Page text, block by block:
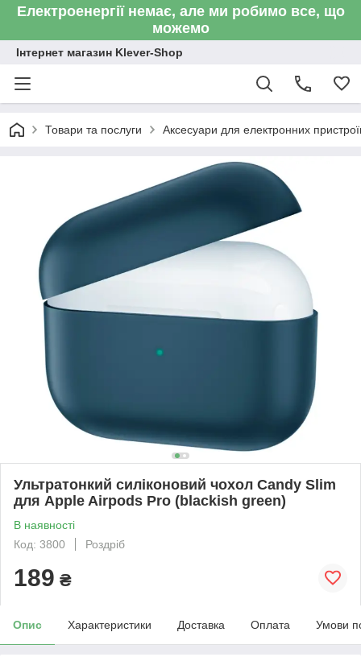
Електроенергії немає, але ми робимо все, що
можемо
Інтернет магазин Klever-Shop
Товари та послуги Аксесуари для електронних
Ультратонкий силіконовий чохол Candy Slim
для Apple Airpods Pro (blackish green)
В наявності
Код: 3800
Роздріб
189 ₴
Опис Характеристики Доставка Оплата Умови